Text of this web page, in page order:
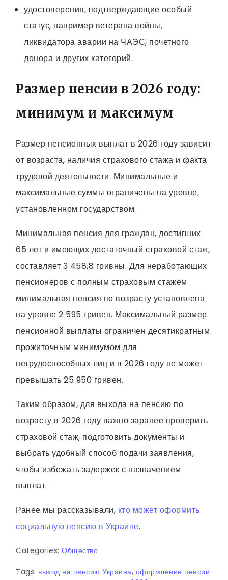
удостоверения, подтверждающие особый
статус, например ветерана войны,
ликвидатора аварии на ЧАЭС, почетного
донора и других категорий.
Размер пенсии в 2026 году:
минимум и максимум
Размер пенсионных выплат в 2026 году зависит
от возраста, наличия страхового стажа и факта
трудовой деятельности. Минимальные и
максимальные суммы ограничены на уровне,
установленном государством.
Минимальная пенсия для граждан, достигших
65 лет и имеющих достаточный страховой стаж,
составляет 3 458,8 гривны. Для неработающих
пенсионеров с полным страховым стажем
минимальная пенсия по возрасту установлена
на уровне 2 595 гривен. Максимальный размер
пенсионной выплаты ограничен десятикратным
прожиточным минимумом для
нетрудоспособных лиц и в 2026 году не может
превышать 25 950 гривен.
Таким образом, для выхода на пенсию по
возрасту в 2026 году важно заранее проверить
страховой стаж, подготовить документы и
выбрать удобный способ подачи заявления,
чтобы избежать задержек с назначением
выплат.
Ранее мы рассказывали, кто может оформить
социальную пенсию в Украине.
Categories: Общество
Tags: выход на пенсию Украина, оформление пенсии